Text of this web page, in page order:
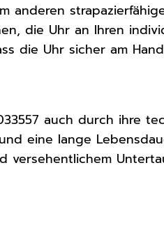
anderen
die Uhr an Ihren
die Uhr sicher am
auch durch ihre
eine lange
versehentlichem